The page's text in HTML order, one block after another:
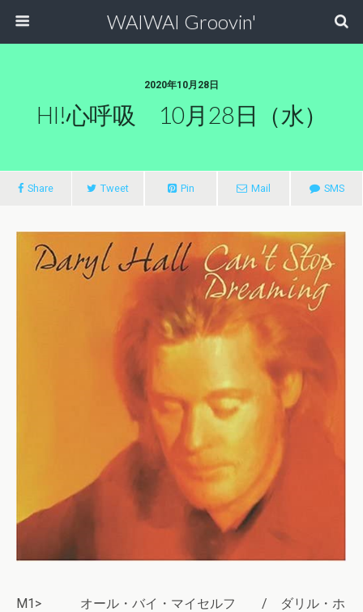
WAIWAI Groovin'
2020年10月28日
HI!心呼吸 10月28日（水）
Share Tweet Pin Mail SMS
M1> オール・バイ・マイセルフ / ダリル・ホ